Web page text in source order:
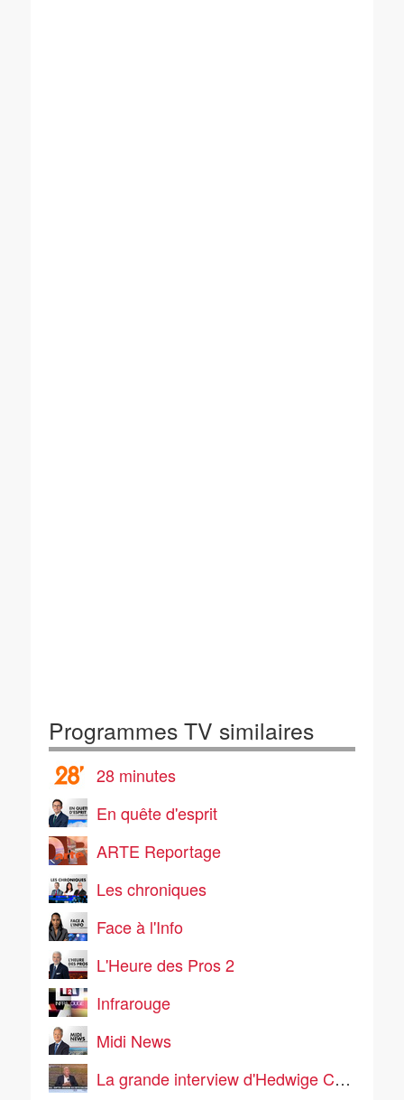
Programmes TV similaires
28 minutes
En quête d'esprit
ARTE Reportage
Les chroniques
Face à l'Info
L'Heure des Pros 2
Infrarouge
Midi News
La grande interview d'Hedwige Chevrillon